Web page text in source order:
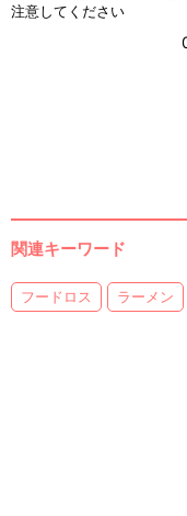
関連キーワード
フードロス ラーメン